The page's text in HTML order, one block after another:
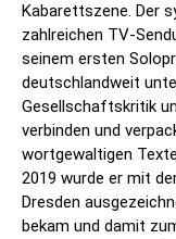
Kabarettszene. Der
zahlreichen TV-
seinem ersten
deutschlandweit
Gesellschaftskritik
verbinden und
wortgewaltigen
2019 wurde er mit
Dresden
bekam und damit